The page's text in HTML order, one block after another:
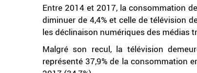
Entre 2014 et 2017, la consommation
diminuer de 4,4% et celle de télévision
les déclinaison numériques des médias
Malgré son recul, la télévision
représenté 37,9% de la consommation